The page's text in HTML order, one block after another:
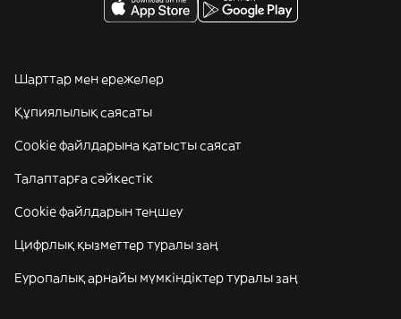
Шарттар мен ережелер
Құпиялылық саясаты
Cookie файлдарына қатысты саясат
Талаптарға сәйкестік
Cookie файлдарын теңшеу
Цифрлық қызметтер туралы заң
Еуропалық арнайы мүмкіндіктер туралы заң